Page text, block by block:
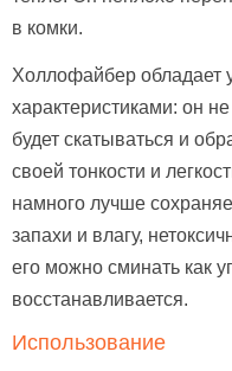
в комки.
Холлофайбер обладает
характеристиками: он
будет скатываться и
своей тонкости и
намного лучше
запахи и влагу,
его можно сминать как
восстанавливается.
Использование